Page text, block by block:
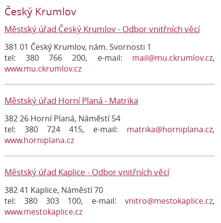
Český Krumlov
Městský úřad Český Krumlov - Odbor vnitřních věcí
381 01 Český Krumlov, nám. Svornosti 1
tel: 380 766 200, e-mail: mail@mu.ckrumlov.cz,
www.mu.ckrumlov.cz
Městský úřad Horní Planá - Matrika
382 26 Horní Planá, Náměstí 54
tel: 380 724 415, e-mail: matrika@horniplana.cz,
www.horniplana.cz
Městský úřad Kaplice - Odbor vnitřních věcí
382 41 Kaplice, Náměstí 70
tel: 380 303 100, e-mail: vnitro@mestokaplice.cz,
www.mestokaplice.cz